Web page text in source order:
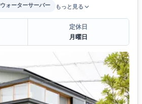
ウォーターサーバー もっと見る
定休日
月曜日